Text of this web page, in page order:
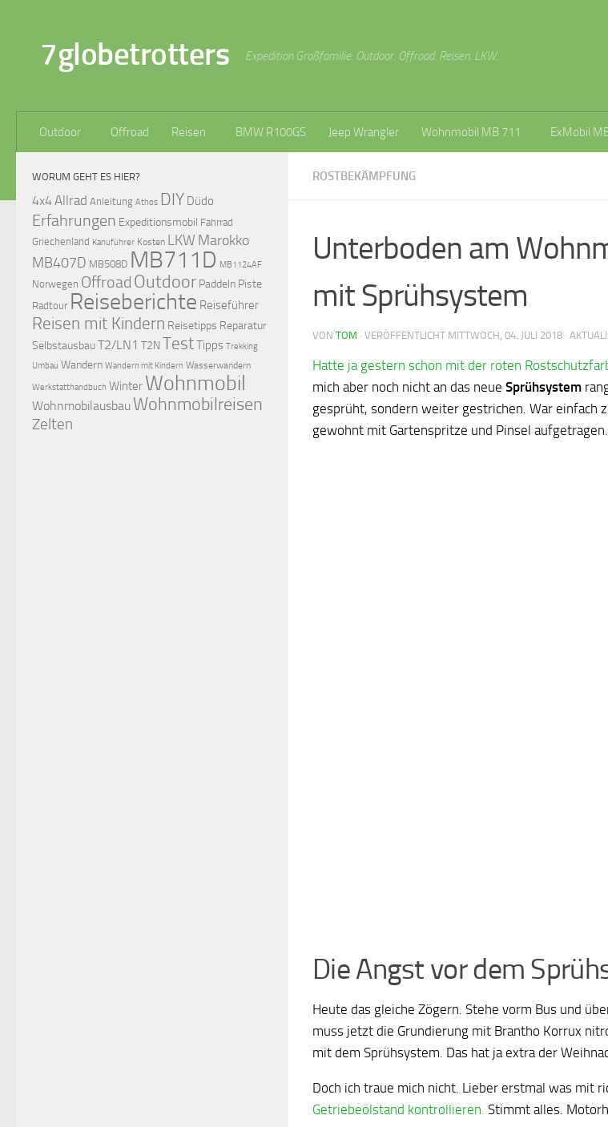
7globetrotters Expedition Großfamilie: Outdoor. Offroad. Reisen. LKW.
Outdoor Offroad Reisen BMW R100GS Jeep Wrangler Wohnmobil MB 711 ExMobil
ROSTBEKÄMPFUNG
Unterboden am
mit Sprühsystem
VON TOM · VERÖFFENTLICHT MITTWOCH, 04. JULI 2018 ·
Hatte ja gestern schon mit der roten
mich aber noch nicht an das neue Sprühsystem
gesprüht, sondern weiter gestrichen. War einfach
gewohnt mit Gartenspritze und Pinsel
Die Angst vor dem
Heute das gleiche Zögern. Stehe vorm Bus und
muss jetzt die Grundierung mit Brantho Korrux
mit dem Sprühsystem. Das hat ja extra der
Doch ich traue mich nicht. Lieber erstmal was mit
Getriebeölstand kontrollieren. Stimmt alles.
WORUM GEHT ES HIER?
4x4Allrad Anleitung Athos DIY Düdo
Erfahrungen Expeditionsmobil Fahrrad
Griechenland Kanuführer Kosten LKW Marokko
MB407D MB508D MB711D MB1124AF
Norwegen Offroad Outdoor Paddeln Piste
Radtour Reiseberichte Reiseführer
Reisen mit Kindern Reisetipps Reparatur
SelbstausbauT2/LN1 T2N TestTipps Trekking
Umbau Wandern Wandern mit Kindern Wasserwandern
Werkstatthandbuch Winter Wohnmobil
Wohnmobilausbau Wohnmobilreisen
Zelten